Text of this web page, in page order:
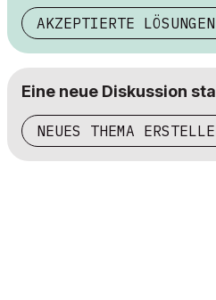
AKZEPTIERTE
Eine neue Diskussion
NEUES THEMA